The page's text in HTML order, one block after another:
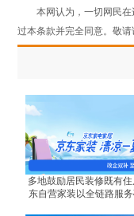
本网认为，一切网民
过本条款并完全同意。敬请
多地鼓励居民装修既有住
东自营家装以全链路服